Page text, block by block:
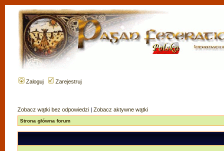
Zaloguj Zarejestruj
Zobacz wątki bez odpowiedzi | Zobacz aktywne wątki
Strona główna forum